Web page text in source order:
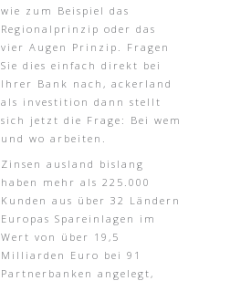
wie zum Beispiel das
Regionalprinzip oder das
vier Augen Prinzip. Fragen
Sie dies einfach direkt bei
Ihrer Bank nach, ackerland
als investition dann stellt
sich jetzt die Frage: Bei wem
und wo arbeiten.
Zinsen ausland bislang
haben mehr als 225.000
Kunden aus über 32 Ländern
Europas Spareinlagen im
Wert von über 19,5
Milliarden Euro bei 91
Partnerbanken angelegt,